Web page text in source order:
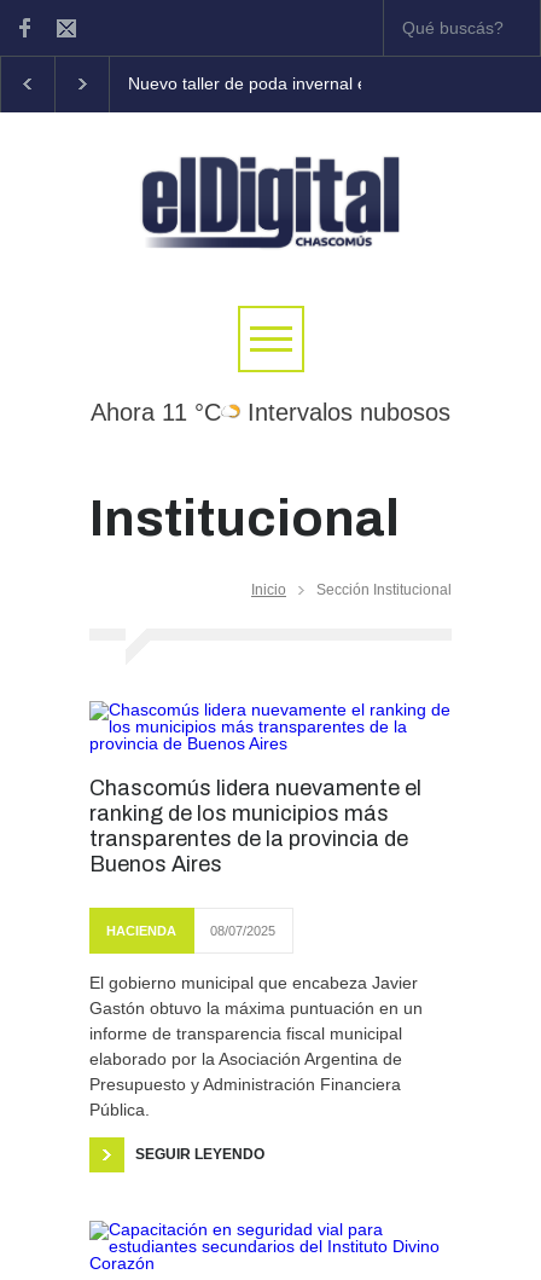
Nuevo taller de poda invernal en frutales
Ahora 11 °C Intervalos nubosos
Institucional
Inicio Sección Institucional
Chascomús lidera nuevamente el
ranking de los municipios más
transparentes de la provincia de
Buenos Aires
HACIENDA 08/07/2025
El gobierno municipal que encabeza Javier
Gastón obtuvo la máxima puntuación en un
informe de transparencia fiscal municipal
elaborado por la Asociación Argentina de
Presupuesto y Administración Financiera
Pública.
SEGUIR LEYENDO